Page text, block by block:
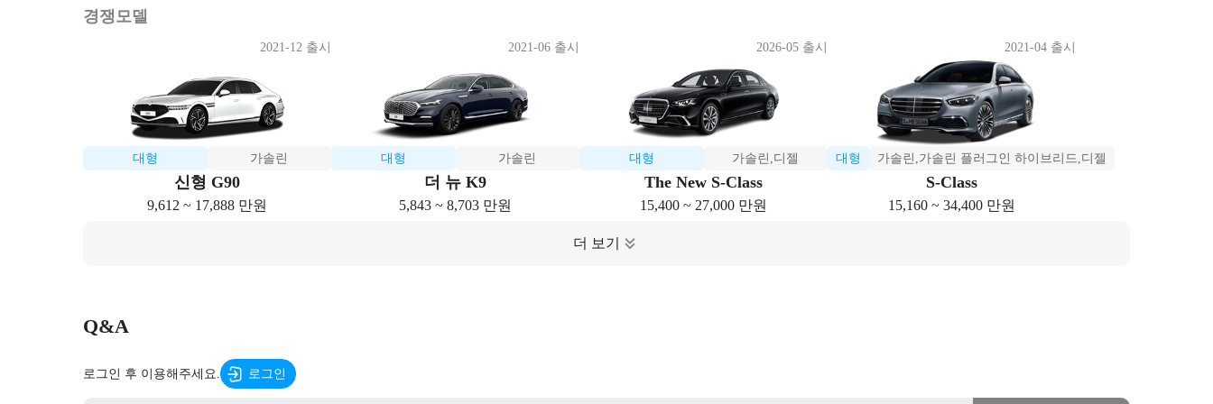
경쟁모델
대형 가솔린
신형 G90
2021-12 출시
9,612 ~ 17,888 만원
대형 가솔린
더 뉴 K9
2021-06 출시
5,843 ~ 8,703 만원
대형 가솔린,디젤
The New S-Class
2026-05 출시
15,400 ~ 27,000 만원
대형 가솔린,가솔린 플러그인 하이브리드,디젤
S-Class
2021-04 출시
15,160 ~ 34,400 만원
Q&A
로그인 후 이용해주세요. 로그인